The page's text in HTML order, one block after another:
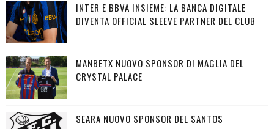
INTER E BBVA INSIEME: LA BANCA DIGITALE
DIVENTA OFFICIAL SLEEVE PARTNER DEL CLUB
MANBETX NUOVO SPONSOR DI MAGLIA DEL
CRYSTAL PALACE
SEARA NUOVO SPONSOR DEL SANTOS